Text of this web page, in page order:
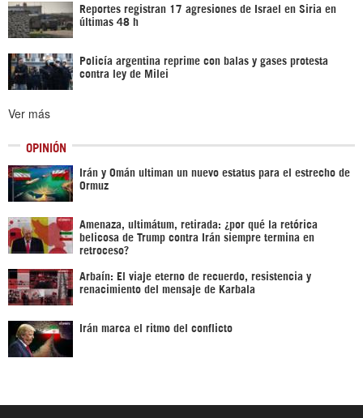
Reportes registran 17 agresiones de Israel en Siria en
últimas 48 h
Policía argentina reprime con balas y gases protesta
contra ley de Milei
Ver más
OPINIÓN
Irán y Omán ultiman un nuevo estatus para el estrecho de
Ormuz
Amenaza, ultimátum, retirada: ¿por qué la retórica
belicosa de Trump contra Irán siempre termina en
retroceso?
Arbaín: El viaje eterno de recuerdo, resistencia y
renacimiento del mensaje de Karbala
Irán marca el ritmo del conflicto